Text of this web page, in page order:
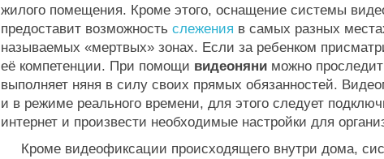
жилого помещения. Кроме этого, оснащение системы
предоставит возможностьслежения в самых разных
называемых «мертвых» зонах. Если за ребенком
её компетенции. При помощи видеоняни можно
выполняет няня в силу своих прямых обязанностей.
и в режиме реального времени, для этого следует
интернет и произвести необходимые настройки для
Кроме видеофиксации происходящего внутри дома,